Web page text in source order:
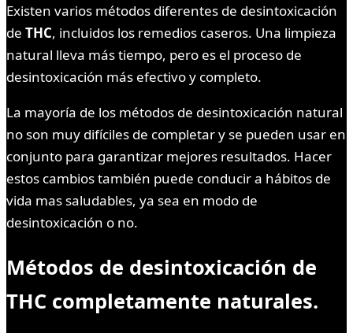
Existen varios métodos diferentes de desintoxicación
de THC, incluidos los remedios caseros. Una limpieza
natural lleva más tiempo, pero es el proceso de
desintoxicación más efectivo y completo.
La mayoría de los métodos de desintoxicación natural
no son muy difíciles de completar y se pueden usar en
conjunto para garantizar mejores resultados. Hacer
estos cambios también puede conducir a hábitos de
vida mas saludables, ya sea en modo de
desintoxicación o no.
Métodos de desintoxicación de
THC completamente naturales.